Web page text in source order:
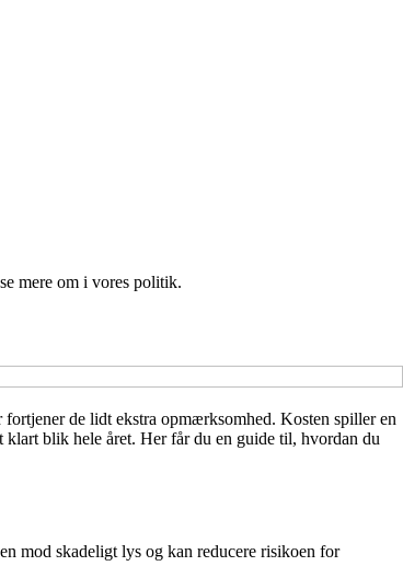
mere om i vores politik.
de lidt ekstra opmærksomhed. Kosten spiller en
klart blik hele året. Her får du en guide til, hvordan du
mod skadeligt lys og kan reducere risikoen for